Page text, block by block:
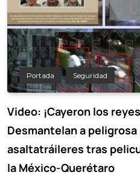
Portada Seguridad
Video: ¡Cayeron los
Desmantelan a peligrosa
asaltatráileres tras
la México-Querétaro